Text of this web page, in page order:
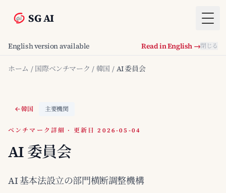
SG AI
English version available Read in English →閉じる
ホーム / 国際ベンチマーク / 韓国 / AI 委員会
韓国 主要機関
ベンチマーク詳細 · 更新日 2026-05-04
AI 委員会
AI 基本法設立の部門横断調整機構